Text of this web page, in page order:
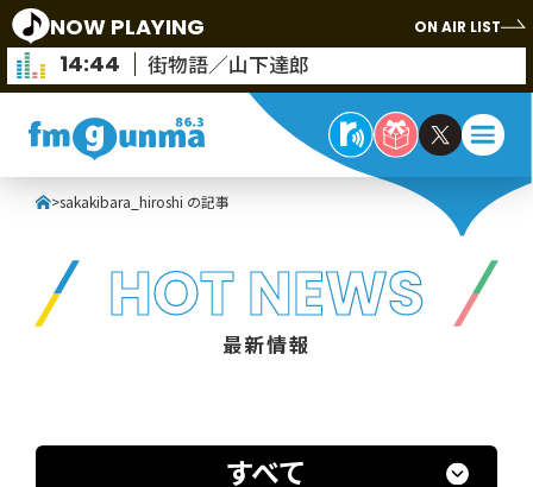
NOW PLAYING ON AIR LIST
14:44 街物語／山下達郎
>sakakibara_hiroshi の記事
HOT NEWS
最新情報